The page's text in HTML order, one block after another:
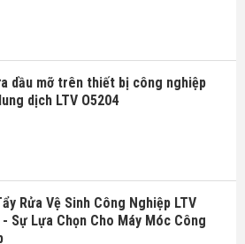
dầu mỡ trên thiết bị công nghiệp
dịch LTV O5204
Rửa Vệ Sinh Công Nghiệp LTV
- Sự Lựa Chọn Cho Máy Móc Công